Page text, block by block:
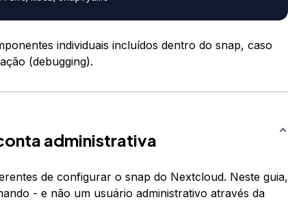
individuais incluídos dentro do snap, caso
(debugging).
administrativa
de configurar o snap do Nextcloud. Neste guia,
- e não um usuário administrativo através da